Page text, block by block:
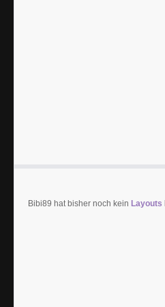
Bibi89 hat bisher noch kein Layouts